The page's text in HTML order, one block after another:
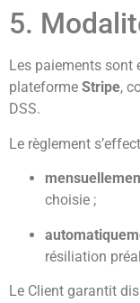
5.
Les paiements sont
plateforme Stripe,
DSS.
Le règlement
choisie ;
résiliation
Le Client garantit